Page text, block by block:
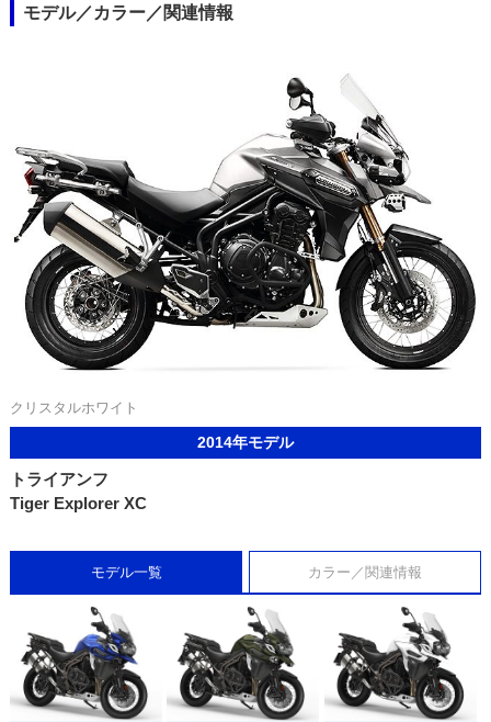
モデル／カラー／関連情報
クリスタルホワイト
2014年モデル
トライアンフ
Tiger Explorer XC
モデル一覧 カラー／関連情報